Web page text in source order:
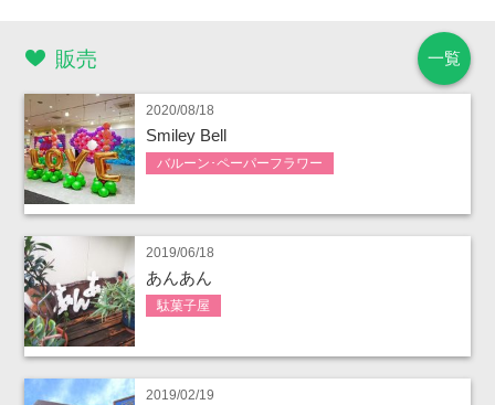
一覧
販売
2020/08/18
Smiley Bell
バルーン･ペーパーフラワー
2019/06/18
あんあん
駄菓子屋
2019/02/19